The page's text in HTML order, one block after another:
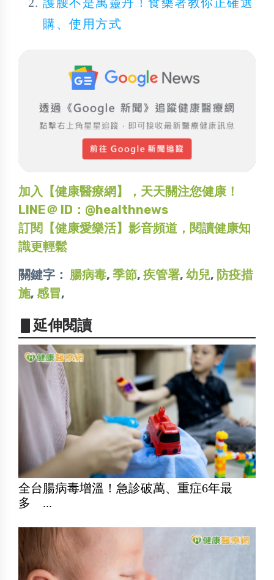
購、使用方式
加入【健康醫療網】，天天關注您健康！
LINE＠ ID：@healthnews
訂閱【健康愛樂活】影音頻道，閱讀健康知
識更輕鬆
關鍵字： 腸病毒, 季節, 疾管署, 幼兒, 防疫措
施, 感冒,
▋延伸閱讀
全台腸病毒增溫！急診破萬、重症6年最
多 ...